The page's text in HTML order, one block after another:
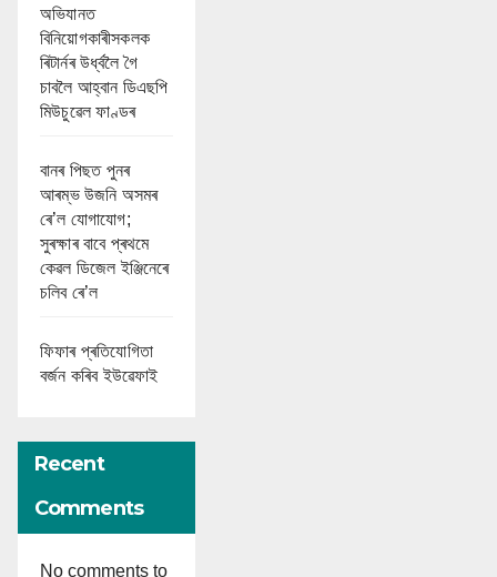
অভিযানত
বিনিয়োগকাৰীসকলক
ৰিটাৰ্নৰ উৰ্ধ্বলৈ গৈ
চাবলৈ আহ্বান ডিএছপি
মিউচুৱেল ফাণ্ডৰ
বানৰ পিছত পুনৰ
আৰম্ভ উজনি অসমৰ
ৰে’ল যোগাযোগ;
সুৰক্ষাৰ বাবে প্ৰথমে
কেৱল ডিজেল ইঞ্জিনেৰে
চলিব ৰে’ল
ফিফাৰ প্ৰতিযোগিতা
বৰ্জন কৰিব ইউৱেফাই
Recent
Comments
No comments to